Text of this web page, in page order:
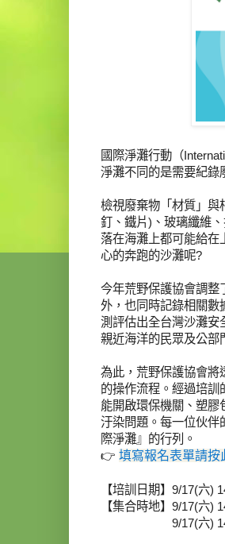
國際淨灘行動（
淨灘不同的是需要紀錄
檢視廢棄物「材質」與
釘、鐵片)、玻璃纖維
落在海灘上都可能給在
心的奔跑的沙灘呢?
今年荒野保護協會調整
外，也同時記錄相關數
測評估出全台灣沙灘安
親近海洋的民眾及公部
為此，荒野保護協會將
的操作流程。經過培訓
能開啟環保機關、塑膠
汙染問題。每一位伙伴
際淨灘』的行列。
👉 填寫報名表單請按
【培訓日期】9/17(六)
【集合時地】9/17(六
9/17(六) 14:50 林